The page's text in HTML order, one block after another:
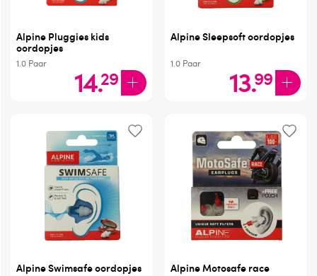
Alpine Pluggies kids
oordopjes
1.0 Paar 14.29
Alpine Sleepsoft oordopjes
1.0 Paar 13.99
Alpine Swimsafe oordopjes Alpine Motosafe race